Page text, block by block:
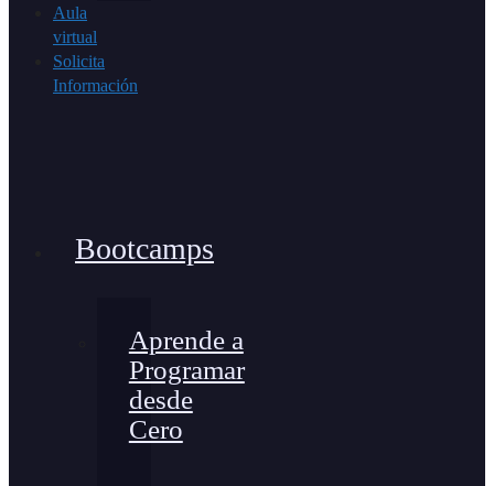
Aula
virtual
Solicita
Información
Bootcamps
Aprende a
Programar
desde
Cero